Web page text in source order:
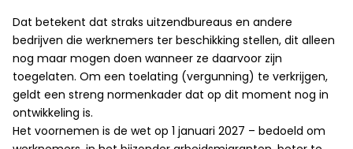
Dat betekent dat straks uitzendbureaus en andere
bedrijven die werknemers ter beschikking stellen, dit alleen
nog maar mogen doen wanneer ze daarvoor zijn
toegelaten. Om een toelating (vergunning) te verkrijgen,
geldt een streng normenkader dat op dit moment nog in
ontwikkeling is.
Het voornemen is de wet op 1 januari 2027 – bedoeld om